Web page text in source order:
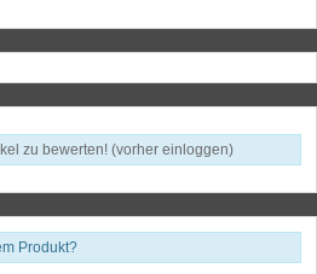
zu bewerten! (vorher einloggen)
Produkt?